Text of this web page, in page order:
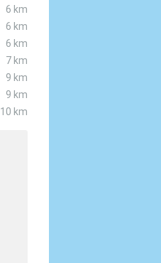
6 km
6 km
6 km
7 km
9 km
9 km
10 km